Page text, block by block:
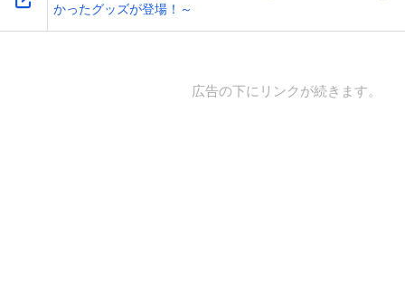
かったグッズが登場！～
広告の下にリンクが続きます。